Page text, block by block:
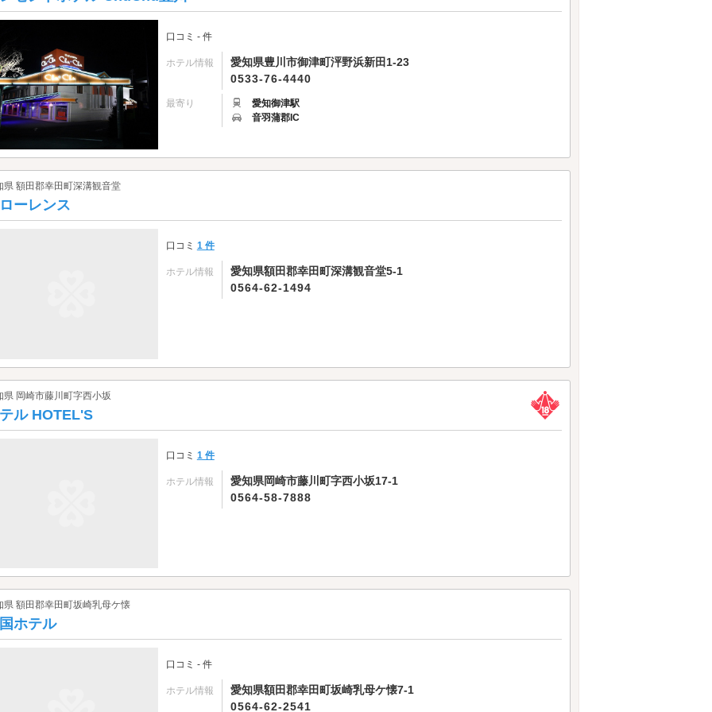
口コミ - 件
ホテル情報
愛知県豊川市御津町泙野浜新田1-23
0533-76-4440
最寄り
愛知御津駅
音羽蒲郡IC
県 額田郡幸田町深溝観音堂
ーレンス
口コミ 1 件
ホテル情報
愛知県額田郡幸田町深溝観音堂5-1
0564-62-1494
県 岡崎市藤川町字西小坂
ル HOTEL'S
口コミ 1 件
ホテル情報
愛知県岡崎市藤川町字西小坂17-1
0564-58-7888
県 額田郡幸田町坂崎乳母ケ懐
ホテル
口コミ - 件
ホテル情報
愛知県額田郡幸田町坂崎乳母ケ懐7-1
0564-62-2541